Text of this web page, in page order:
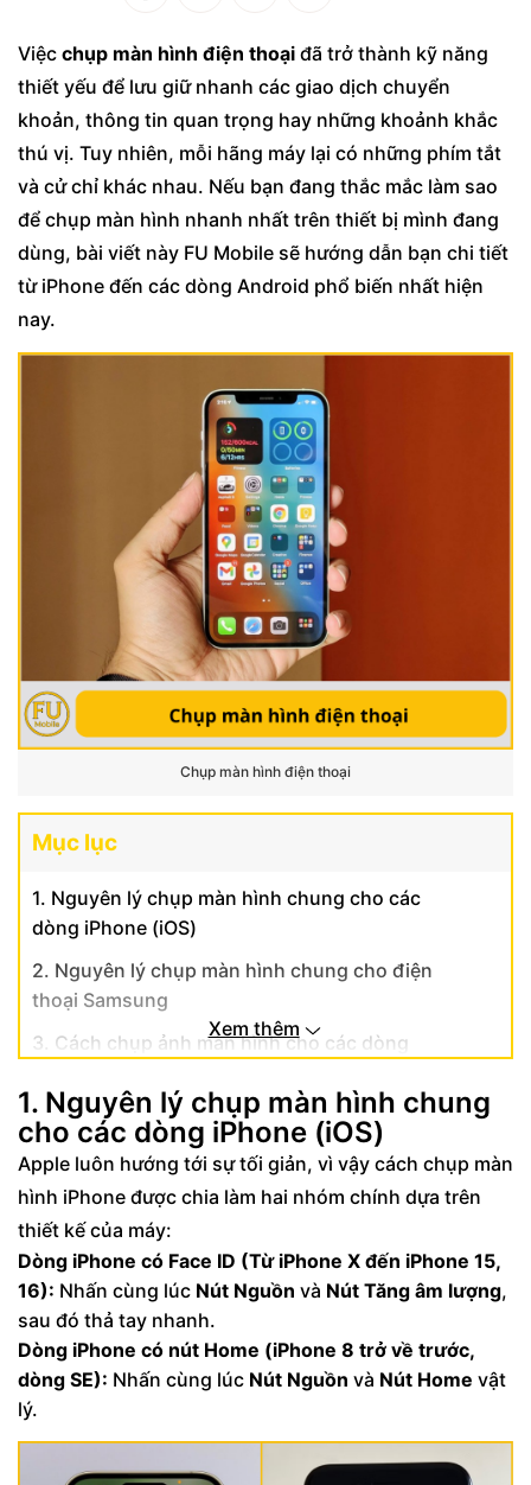
Việc chụp màn hình điện thoại đã trở thành kỹ năng
thiết yếu để lưu giữ nhanh các giao dịch chuyển
khoản, thông tin quan trọng hay những khoảnh khắc
thú vị. Tuy nhiên, mỗi hãng máy lại có những phím tắt
và cử chỉ khác nhau. Nếu bạn đang thắc mắc làm sao
để chụp màn hình nhanh nhất trên thiết bị mình đang
dùng, bài viết này FU Mobile sẽ hướng dẫn bạn chi tiết
từ iPhone đến các dòng Android phổ biến nhất hiện
nay.
Chụp màn hình điện thoại
Mục lục
1. Nguyên lý chụp màn hình chung cho các
dòng iPhone (iOS)
2. Nguyên lý chụp màn hình chung cho điện
thoại Samsung
3. Cách chụp ảnh màn hình cho các dòng
4. Cách chụp toàn màn hình điện thoại (Chụp
cuộn trang)
5. Ứng dụng (App) hỗ trợ chụp màn hình
chuyên nghiệp
6. Khắc phục lỗi điện thoại không chụp được
màn hình
Xem thêm
1. Nguyên lý chụp màn hình chung
cho các dòng iPhone (iOS)
Apple luôn hướng tới sự tối giản, vì vậy cách chụp màn
hình iPhone được chia làm hai nhóm chính dựa trên
thiết kế của máy:
Dòng iPhone có Face ID (Từ iPhone X đến iPhone 15,
16): Nhấn cùng lúc Nút Nguồn và Nút Tăng âm lượng,
sau đó thả tay nhanh.
Dòng iPhone có nút Home (iPhone 8 trở về trước,
dòng SE): Nhấn cùng lúc Nút Nguồn và Nút Home vật
lý.